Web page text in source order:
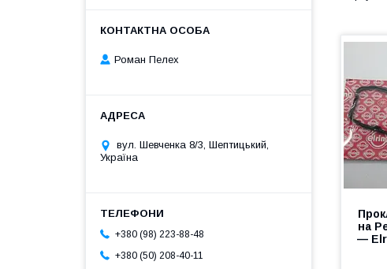
на
—
Роман Пелех
вул. Шевченка 8/3, Шептицький,
Україна
+380 (98) 223-88-48
+380 (50) 208-40-11